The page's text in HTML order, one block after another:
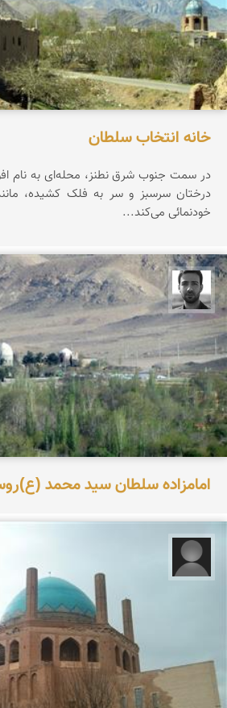
خانه انتخاب سلطان
در سمت جنوب شرق نطنز، محله‌ای به نام
درختان سرسبز و سر به فلک کشیده،
خودنمائی می‌کند...
مجتبی ملانظر
امامزاده سلطان سید محمد